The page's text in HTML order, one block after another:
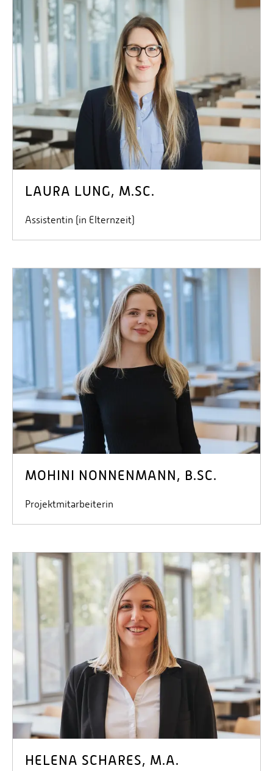
LAURA LUNG, M.SC.
Assistentin (in Elternzeit)
MOHINI NONNENMANN, B.SC.
Projektmitarbeiterin
HELENA SCHARES, M.A.